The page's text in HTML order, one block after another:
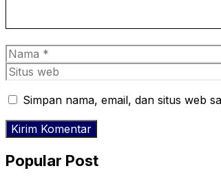
Nama
Simpan nama, email, dan situs web
Popular Post